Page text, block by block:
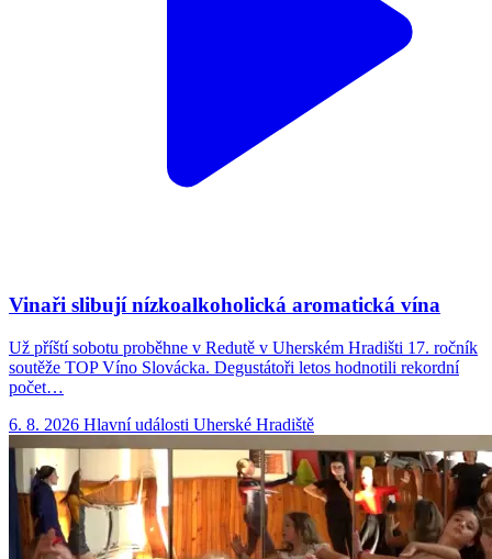
Vinaři slibují nízkoalkoholická aromatická vína
Už příští sobotu proběhne v Redutě v Uherském Hradišti 17. ročník
soutěže TOP Víno Slovácka. Degustátoři letos hodnotili rekordní
počet…
6. 8. 2026 Hlavní události Uherské Hradiště